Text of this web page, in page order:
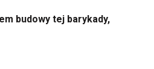
budowy tej barykady,